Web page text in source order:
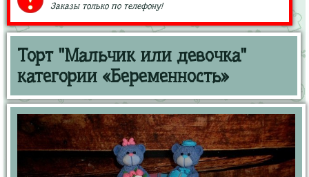
Заказы только по телефону!
Торт "Мальчик или девочка"
категории «Беременность»